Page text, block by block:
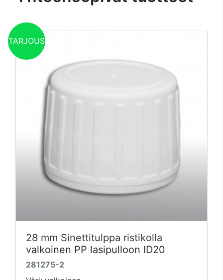
28 mm Sinettitulppa ristikolla
valkoinen PP lasipulloon ID20
281275-2
TARJOUS